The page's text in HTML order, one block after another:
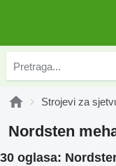
Strojevi za
Nordsten
30 oglasa: